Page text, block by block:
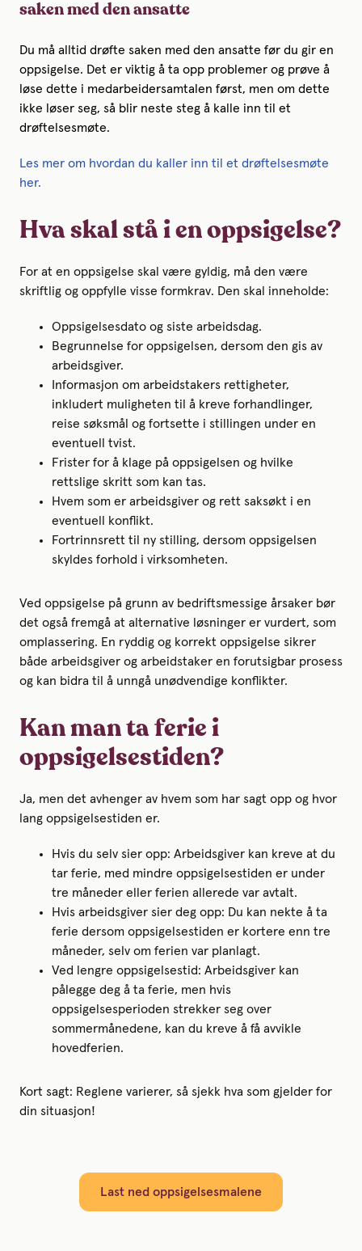
saken med den ansatte
Du må alltid drøfte saken med den ansatte før du gir en
oppsigelse. Det er viktig å ta opp problemer og prøve å
løse dette i medarbeidersamtalen først, men om dette
ikke løser seg, så blir neste steg å kalle inn til et
drøftelsesmøte.
Les mer om hvordan du kaller inn til et drøftelsesmøte
her.
Hva skal stå i en oppsigelse?
For at en oppsigelse skal være gyldig, må den være
skriftlig og oppfylle visse formkrav. Den skal inneholde:
Oppsigelsesdato og siste arbeidsdag.
Begrunnelse for oppsigelsen, dersom den gis av
arbeidsgiver.
Informasjon om arbeidstakers rettigheter,
inkludert muligheten til å kreve forhandlinger,
reise søksmål og fortsette i stillingen under en
eventuell tvist.
Frister for å klage på oppsigelsen og hvilke
rettslige skritt som kan tas.
Hvem som er arbeidsgiver og rett saksøkt i en
eventuell konflikt.
Fortrinnsrett til ny stilling, dersom oppsigelsen
skyldes forhold i virksomheten.
Ved oppsigelse på grunn av bedriftsmessige årsaker bør
det også fremgå at alternative løsninger er vurdert, som
omplassering. En ryddig og korrekt oppsigelse sikrer
både arbeidsgiver og arbeidstaker en forutsigbar prosess
og kan bidra til å unngå unødvendige konflikter.
Kan man ta ferie i
oppsigelsestiden?
Ja, men det avhenger av hvem som har sagt opp og hvor
lang oppsigelsestiden er.
Hvis du selv sier opp: Arbeidsgiver kan kreve at du
tar ferie, med mindre oppsigelsestiden er under
tre måneder eller ferien allerede var avtalt.
Hvis arbeidsgiver sier deg opp: Du kan nekte å ta
ferie dersom oppsigelsestiden er kortere enn tre
måneder, selv om ferien var planlagt.
Ved lengre oppsigelsestid: Arbeidsgiver kan
pålegge deg å ta ferie, men hvis
oppsigelsesperioden strekker seg over
sommermånedene, kan du kreve å få avvikle
hovedferien.
Kort sagt: Reglene varierer, så sjekk hva som gjelder for
din situasjon!
Last ned oppsigelsesmalene